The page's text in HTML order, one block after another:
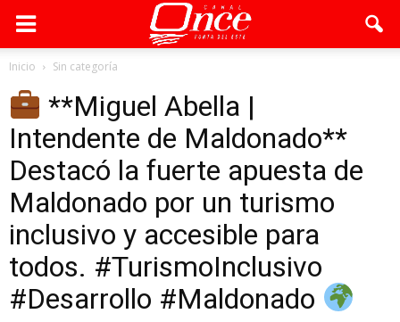
Inicio Sin categoría
**Miguel Abella |
Intendente de Maldonado**
Destacó la fuerte apuesta de
Maldonado por un turismo
inclusivo y accesible para
todos. #TurismoInclusivo
#Desarrollo #Maldonado